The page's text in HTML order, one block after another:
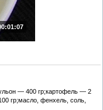
— 400 гр;картофель — 2
гр;масло, фенхель, соль,